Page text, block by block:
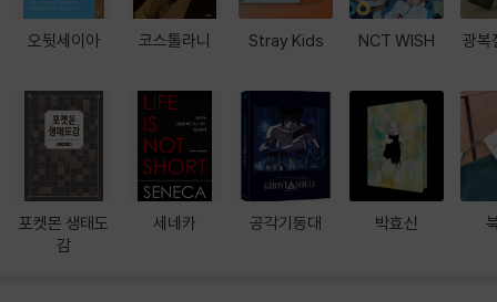
오뒷세이아
포켓몬 생태도
감
코스톨라니
세네카
Stray Kids
공각기동대
NCT WISH
박효신
광복